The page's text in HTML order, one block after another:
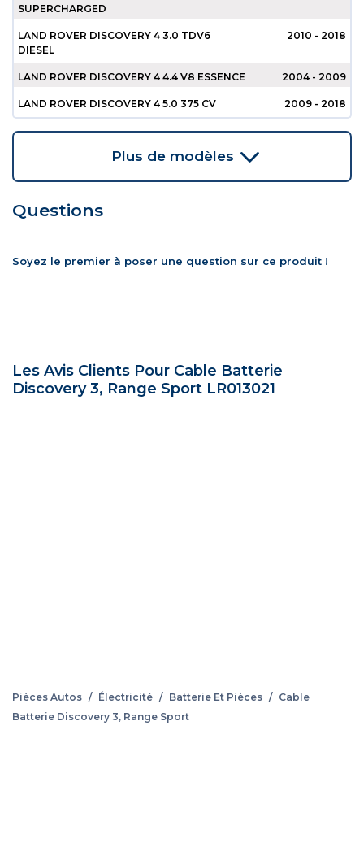
SUPERCHARGED
LAND ROVER DISCOVERY 4 3.0 TDV6
DIESEL
2010 - 2018
LAND ROVER DISCOVERY 4 4.4 V8 ESSENCE 2004 - 2009
LAND ROVER DISCOVERY 4 5.0 375 CV 2009 - 2018
Plus de modèles
Questions
Soyez le premier à poser une question sur ce produit !
Les Avis Clients Pour Cable Batterie
Discovery 3, Range Sport LR013021
Pièces Autos / Électricité / Batterie Et Pièces / Cable
Batterie Discovery 3, Range Sport